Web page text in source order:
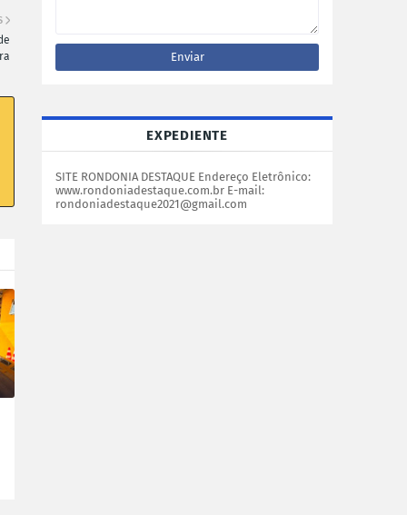
EXPEDIENTE
SITE RONDONIA DESTAQUE Endereço Eletrônico:
www.rondoniadestaque.com.br E-mail:
rondoniadestaque2021@gmail.com